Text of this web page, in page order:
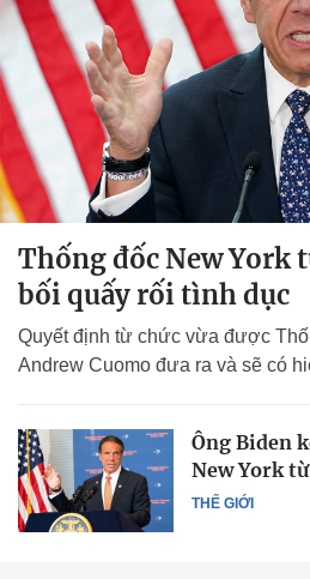
Thống đốc New York
bối quấy rối tình dục
Quyết định từ chức vừa được
Andrew Cuomo đưa ra và sẽ có
THẾ GIỚI
Ông Biden
New York